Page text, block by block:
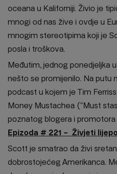
oceana u Kaliforniji. Živio je
mnogi od nas žive i ovdje u
mnogim stereotipima koji je
posla i troškova.
Međutim, jednog ponedjeljka
nešto se promijenilo. Na putu
podcast u kojem je Tim
Money Mustachea (“Must
poznatog blogera i
Epizoda # 221 – Živjeti
Scott je smatrao da živi
dobrostojećeg Amerikanca.